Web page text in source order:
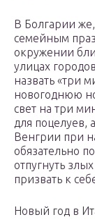
В Болгарии
семейным
окружении
улицах
назвать «три
новогоднюю
свет на три
для поцелуев,
Венгрии при
обязательно
отпугнуть
призвать к
Новый год в